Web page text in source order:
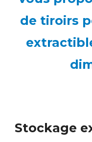
de tiroirs
Stockage